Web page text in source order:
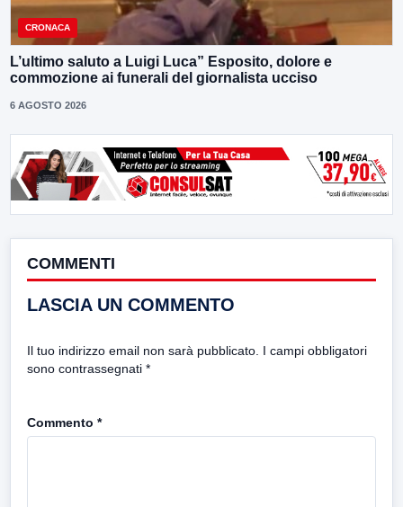
CRONACA
L’ultimo saluto a Luigi Luca” Esposito, dolore e
commozione ai funerali del giornalista ucciso
6 AGOSTO 2026
COMMENTI
LASCIA UN COMMENTO
Il tuo indirizzo email non sarà pubblicato. I campi obbligatori
sono contrassegnati *
Commento *